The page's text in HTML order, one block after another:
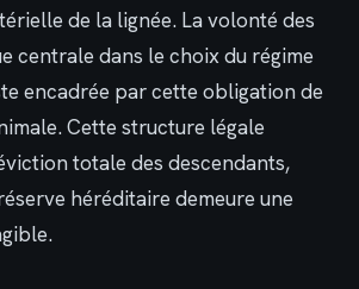
de la lignée. La volonté des
centrale dans le choix du régime
encadrée par cette obligation de
Cette structure légale
totale des descendants,
héréditaire demeure une